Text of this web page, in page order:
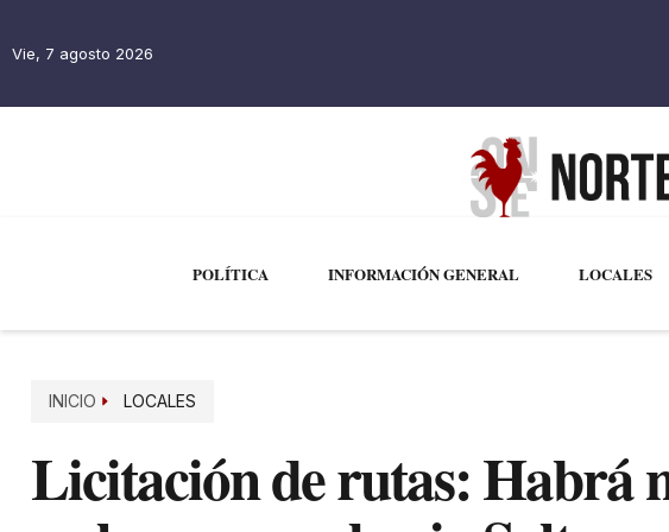
Vie, 7 agosto 2026
POLÍTICA INFORMACIÓN GENERAL LOCALES
INICIO LOCALES
Licitación de rutas: Habrá